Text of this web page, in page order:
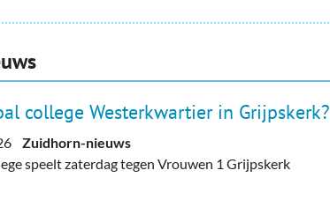
college Westerkwartier in Grijpskerk?
Zuidhorn-nieuws
speelt zaterdag tegen Vrouwen 1 Grijpskerk